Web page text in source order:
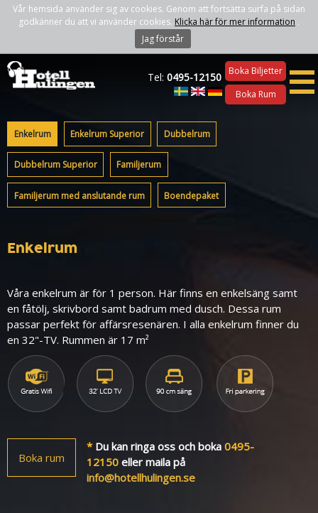
Tel: 0495-12150
Boka Biljetter
Boka Rum
Enkelrum Enkelrum Superior Dubbelrum
Dubbelrum Superior Familjerum
Familjerum med anslutande rum Boendepaket
Enkelrum
Våra enkelrum är för 1 person. Här finns en enkelsäng samt
en fåtölj, skrivbord samt badrum med dusch. Dessa rum
passar perfekt för affärsresenären. I alla enkelrum finner du
en 32"-TV. Rummen är 17 m²
Boka rum
*Du kan ringa oss och boka 0495-
12150 eller maila på
info@hotellhulingen.se
Vår hemsida använder sig av cookies. Genom att fortsätta surfa på sidan
godkänner du att vi använder cookies. Klicka här för mer information .
Jag förstår